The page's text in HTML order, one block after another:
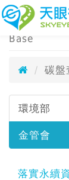
碳盤查
Base
碳盤
環境部
金管會
落實永續